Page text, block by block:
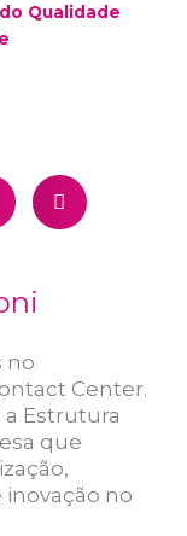
Qualidade
no
Center.
Estrutura
que
no